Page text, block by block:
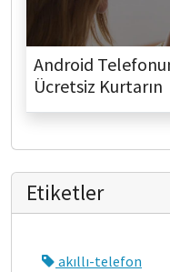
Android
Ücretsiz Kurtarın
Etiketler
akıllı-telefon